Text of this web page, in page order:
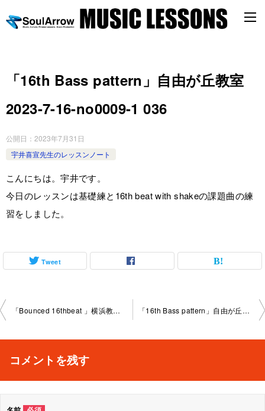
「16th Bass pattern」自由が丘教室
2023-7-16-no0009-1 036
公開日： 2023年7月31日
宇井喜宣先生のレッスンノート
こんにちは。宇井です。
今日のレッスンは基礎練と16th beat with shakeの課題曲の練
習をしました。
Tweet
投
ビ
「Bounced 16thbeat 」横浜教室2023-7-15-no0009-1029 「16th Bass pattern」自由が丘教室2023-7-21-no0009-1 036
コメントを残す